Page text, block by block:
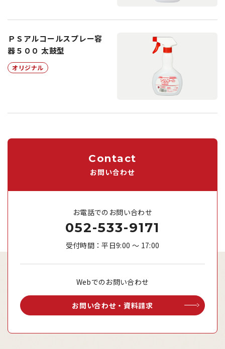
ＰＳアルコールスプレー容
器５００ 太鼓型
オリジナル
Contact
お問い合わせ
お電話でのお問い合わせ
052-533-9171
受付時間：平日9:00 ～ 17:00
Webでのお問い合わせ
お問い合わせ・資料請求